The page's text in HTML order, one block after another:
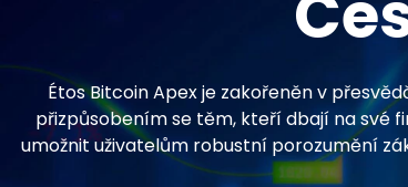
Étos Bitcoin Apex je zakořeněn v
přizpůsobením se těm, kteří dbají na své
umožnit uživatelům robustní porozumění